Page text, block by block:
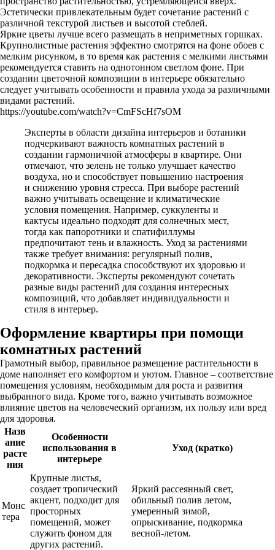
Эстетически привлекательным будет сочетание растений с
различной текстурой листьев и высотой стеблей.
Яркие цветы лучше всего размещать в неприметных горшках.
Крупнолистные растения эффектно смотрятся на фоне обоев с
мелким рисунком, в то время как растения с мелкими листьями
рекомендуется ставить на однотонном светлом фоне. При
создании цветочной композиции в интерьере обязательно
следует учитывать особенности и правила ухода за различными
видами растений.
https://youtube.com/watch?v=CmFScHf7sOM
Эксперты в области дизайна интерьеров и ботаники
подчеркивают важность комнатных растений в
создании гармоничной атмосферы в квартире. Они
отмечают, что зелень не только улучшает качество
воздуха, но и способствует повышению настроения
и снижению уровня стресса. При выборе растений
важно учитывать освещение и климатические
условия помещения. Например, суккуленты и
кактусы идеально подходят для солнечных мест,
тогда как папоротники и спатифиллумы
предпочитают тень и влажность. Уход за растениями
также требует внимания: регулярный полив,
подкормка и пересадка способствуют их здоровью и
декоративности. Эксперты рекомендуют сочетать
разные виды растений для создания интересных
композиций, что добавляет индивидуальности и
стиля в интерьер.
Оформление квартиры при помощи
комнатных растений
Грамотный выбор, правильное размещение растительности в
доме наполняет его комфортом и уютом. Главное – соответствие
помещения условиям, необходимым для роста и развития
выбранного вида. Кроме того, важно учитывать возможное
влияние цветов на человеческий организм, их пользу или вред
для здоровья.
Назв
ание
расте
ния
Особенности
использования в
интерьере
Уход (кратко)
Монс
тера
Крупные листья,
создает тропический
акцент, подходит для
просторных
помещений, может
служить фоном для
других растений.
Яркий рассеянный свет,
обильный полив летом,
умеренный зимой,
опрыскивание, подкормка
весной-летом.